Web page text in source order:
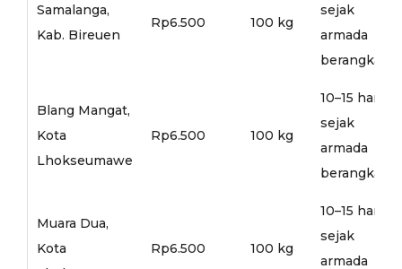
Samalanga,
Kab. Bireuen
Rp6.500 100 kg
sejak
armada
berangkat
Blang Mangat,
Kota
Lhokseumawe
Rp6.500 100 kg
10–15 hari
sejak
armada
berangkat
Muara Dua,
Kota
Rp6.500 100 kg
10–15 hari
sejak
armada